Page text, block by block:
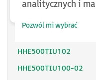
HHE500TIU102
HHE500TIU100-02
analitycznych i
Pozwól mi wybrać